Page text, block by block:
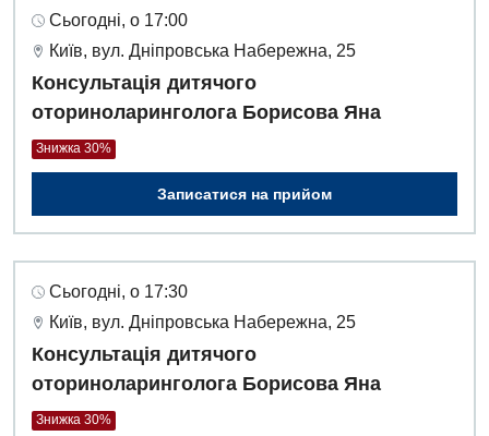
Сьогодні, о 17:00
Київ, вул. Дніпровська Набережна, 25
Консультація дитячого
оториноларинголога Борисова Яна
Знижка 30%
Записатися на прийом
Сьогодні, о 17:30
Київ, вул. Дніпровська Набережна, 25
Консультація дитячого
оториноларинголога Борисова Яна
Знижка 30%